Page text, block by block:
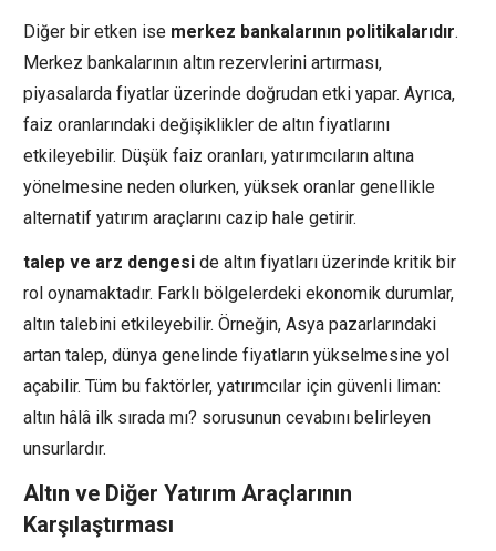
Diğer bir etken ise merkez bankalarının politikalarıdır.
Merkez bankalarının altın rezervlerini artırması,
piyasalarda fiyatlar üzerinde doğrudan etki yapar. Ayrıca,
faiz oranlarındaki değişiklikler de altın fiyatlarını
etkileyebilir. Düşük faiz oranları, yatırımcıların altına
yönelmesine neden olurken, yüksek oranlar genellikle
alternatif yatırım araçlarını cazip hale getirir.
talep ve arz dengesi de altın fiyatları üzerinde kritik bir
rol oynamaktadır. Farklı bölgelerdeki ekonomik durumlar,
altın talebini etkileyebilir. Örneğin, Asya pazarlarındaki
artan talep, dünya genelinde fiyatların yükselmesine yol
açabilir. Tüm bu faktörler, yatırımcılar için güvenli liman:
altın hâlâ ilk sırada mı? sorusunun cevabını belirleyen
unsurlardır.
Altın ve Diğer Yatırım Araçlarının
Karşılaştırması